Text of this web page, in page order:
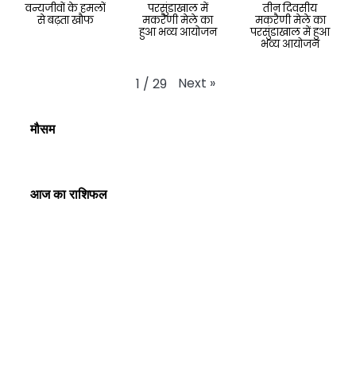
वन्यजीवों के हमलों
से बढ़ता खौफ
परसुंडाखाल में
मकरैणी मेले का
हुआ भव्य आयोजन
तीन दिवसीय
मकरैणी मेले का
परसुंडाखाल में हुआ
भव्य आयोजन
1 / 29 Next »
मौसम
आज का राशिफल